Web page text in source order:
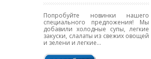
Попробуйте новинки нашего
специального предложения! Мы
добавили холодные супы, легкие
закуски, слалаты из свежих овощей
и зелени и легкие...